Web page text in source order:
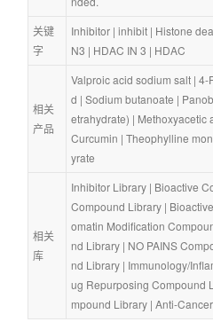
关键
字
Inhibitor | inhibit | Histone
N3 | HDAC IN 3 | HDAC
相关
产品
Valproic acid sodium salt | 4-
d | Sodium butanoate |
etrahydrate) | Methoxyacetic
Curcumin | Theophylline
yrate
相关
库
Inhibitor Library | Bioactive
Compound Library |
omatin Modification
nd Library | NO PAINS
nd Library | Immunology/
ug Repurposing Compound
mpound Library | Anti-